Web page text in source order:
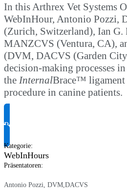
In this Arthrex Vet Systems
WebInHour, Antonio Pozzi,
(Zurich, Switzerland), Ian
MANZCVS (Ventura, CA),
(DVM, DACVS (Garden
decision-making processes
the InternalBrace™ ligament
procedure in canine patients.
Produktinformationen anfragen
Kategorie:
WebInHours
Präsentatoren:
Antonio Pozzi, DVM,DACVS